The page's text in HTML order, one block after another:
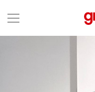
カテゴリーから探す
MEN